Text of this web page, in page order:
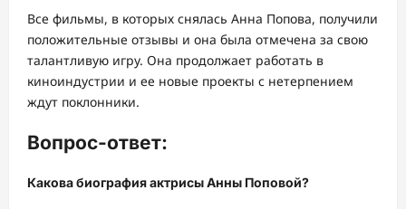
Все фильмы, в которых снялась Анна Попова, получили
положительные отзывы и она была отмечена за свою
талантливую игру. Она продолжает работать в
киноиндустрии и ее новые проекты с нетерпением
ждут поклонники.
Вопрос-ответ:
Какова биография актрисы Анны Поповой?